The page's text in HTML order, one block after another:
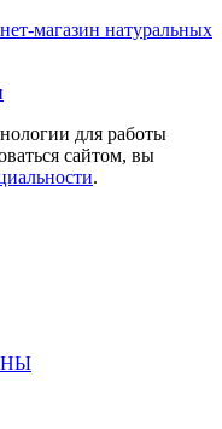
магазин натуральных
для работы
сайтом, вы
.